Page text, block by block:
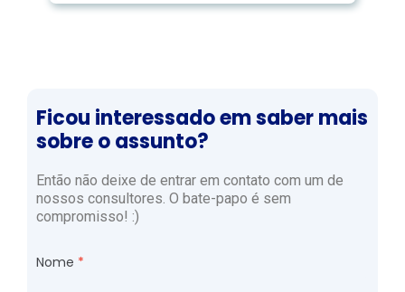
Ficou interessado em saber mais
sobre o assunto?
Então não deixe de entrar em contato com um de
nossos consultores. O bate-papo é sem
compromisso! :)
Nome